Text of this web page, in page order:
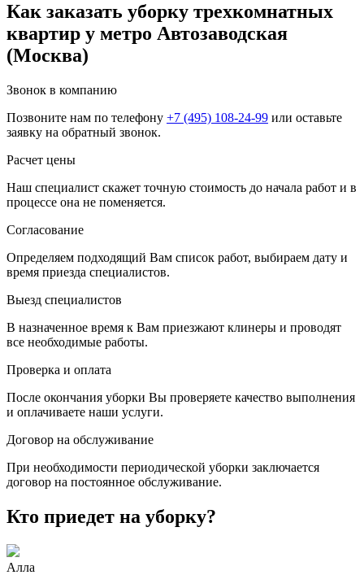
Как заказать уборку трехкомнатных
квартир у метро Автозаводская
(Москва)
Звонок в компанию
Позвоните нам по телефону +7 (495) 108-24-99 или оставьте
заявку на обратный звонок.
Расчет цены
Наш специалист скажет точную стоимость до начала работ и в
процессе она не поменяется.
Согласование
Определяем подходящий Вам список работ, выбираем дату и
время приезда специалистов.
Выезд специалистов
В назначенное время к Вам приезжают клинеры и проводят
все необходимые работы.
Проверка и оплата
После окончания уборки Вы проверяете качество выполнения
и оплачиваете наши услуги.
Договор на обслуживание
При необходимости периодической уборки заключается
договор на постоянное обслуживание.
Кто приедет на уборку?
Алла